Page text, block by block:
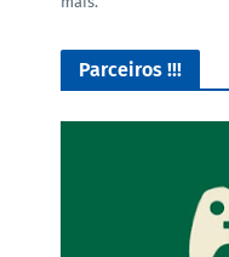
Parceiros !!!